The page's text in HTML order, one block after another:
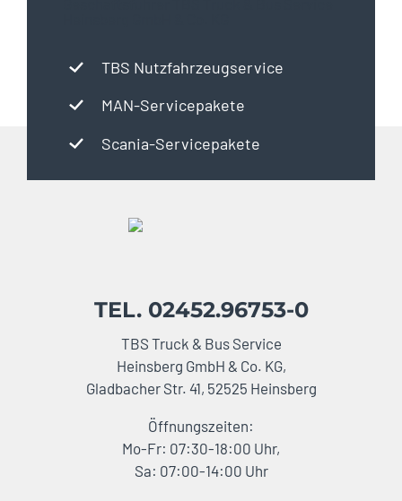
TBS Nutzfahrzeugservice
MAN-Servicepakete
Scania-Servicepakete
TEL. 02452.96753-0
TBS Truck & Bus Service
Heinsberg GmbH & Co. KG,
Gladbacher Str. 41, 52525 Heinsberg
Öffnungszeiten:
Mo-Fr: 07:30-18:00 Uhr,
Sa: 07:00-14:00 Uhr